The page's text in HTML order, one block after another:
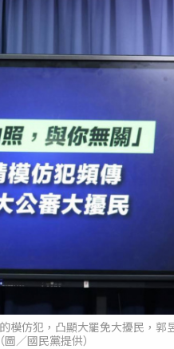
模仿犯，凸顯大罷免大擾民，郭
／國民黨提供）